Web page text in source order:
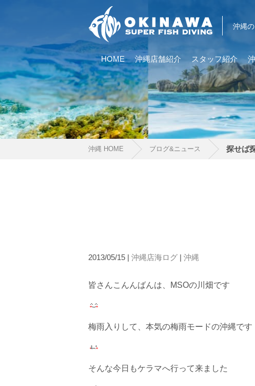
沖縄
HOME 沖縄店舗紹介 スタッフ紹介
沖縄 HOME ブログ&ニュース 探せば
2013/05/15 | 沖縄店海ログ | 沖縄
皆さんこんんばんは、MSOの川畑です
梅雨入りして、本気の梅雨モードの沖縄です
そんな今日もケラマへ行って来ました
当ツアーの手順と注意点
クジラを発見した場合は、その時のクジラの様子や海況を確
たとえクジラが近くを泳いでいても、状況によってはエントリ